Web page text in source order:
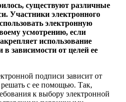
существуют различные
Участники электронного
электронную
усмотрению, если
использование
в зависимости от целей ее
подписи зависит от
решать с ее помощью. Так,
к выбору электронной